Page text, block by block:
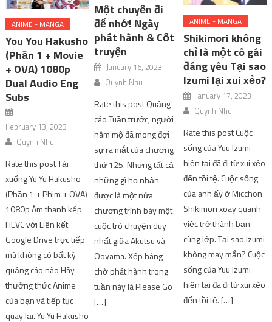
ANIME - MANGA
You You Hakusho
(Phần 1 + Movie
+ OVA) 1080p
Dual Audio Eng
Subs
February 13, 2023
Quynh Nhu
Rate this post Tải
xuống Yu Yu Hakusho
(Phần 1 + Phim + OVA)
1080p Âm thanh kép
HEVC với Liên kết
Google Drive trực tiếp
mà không có bất kỳ
quảng cáo nào Hãy
thưởng thức Anime
của bạn và tiếp tục
quay lại. Yu Yu Hakusho
Một chuyến đi
để nhớ! Ngày
phát hành & Cốt
truyện
January 16, 2023
Quynh Nhu
Rate this post Quảng
cáo Tuần trước, người
hâm mộ đã mong đợi
sự ra mắt của chương
thứ 125. Nhưng tất cả
những gì họ nhận
được là một nửa
chương trình bày một
cuộc trò chuyện duy
nhất giữa Akutsu và
Ooyama. Xếp hàng
chờ phát hành trong
tuần này là Please Go
[…]
ANIME - MANGA
Shikimori không
chỉ là một cô gái
đáng yêu Tại sao
Izumi lại xui xẻo?
January 17, 2023
Quynh Nhu
Rate this post Cuộc
sống của Yuu Izumi
hiện tại đã đi từ xui xẻo
đến tồi tệ. Cuộc sống
của anh ấy ở Micchon
Shikimori xoay quanh
việc trở thành bạn
cùng lớp. Tại sao Izumi
không may mắn? Cuộc
sống của Yuu Izumi
hiện tại đã đi từ xui xẻo
đến tồi tệ. […]